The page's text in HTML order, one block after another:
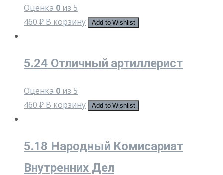
Оценка 0 из 5
460 ₽ В корзину Add to Wishlist
5.24 Отличный артиллерист
Оценка 0 из 5
460 ₽ В корзину Add to Wishlist
5.18 Народный Комисариат
Внутренних Дел